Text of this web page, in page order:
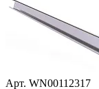
Арт. WN00112317